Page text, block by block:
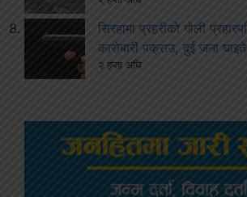
सिरहामा प्रहरीको गोली
कारोबारी पक्राउ, दुई जना घाइते
२ हप्ता अघि